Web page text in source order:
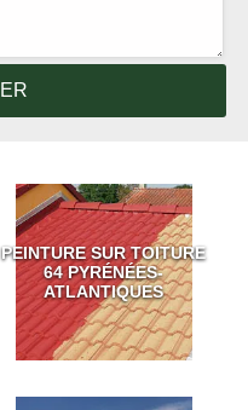
PEINTURE SUR TOITURE
64 PYRÉNÉES-
ATLANTIQUES